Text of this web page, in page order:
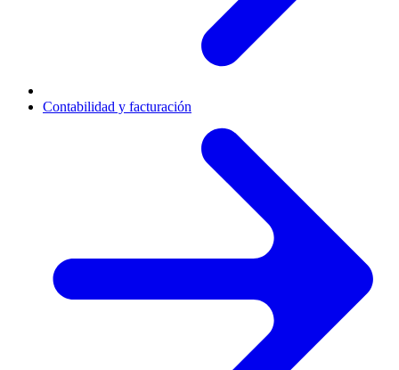
Contabilidad y facturación